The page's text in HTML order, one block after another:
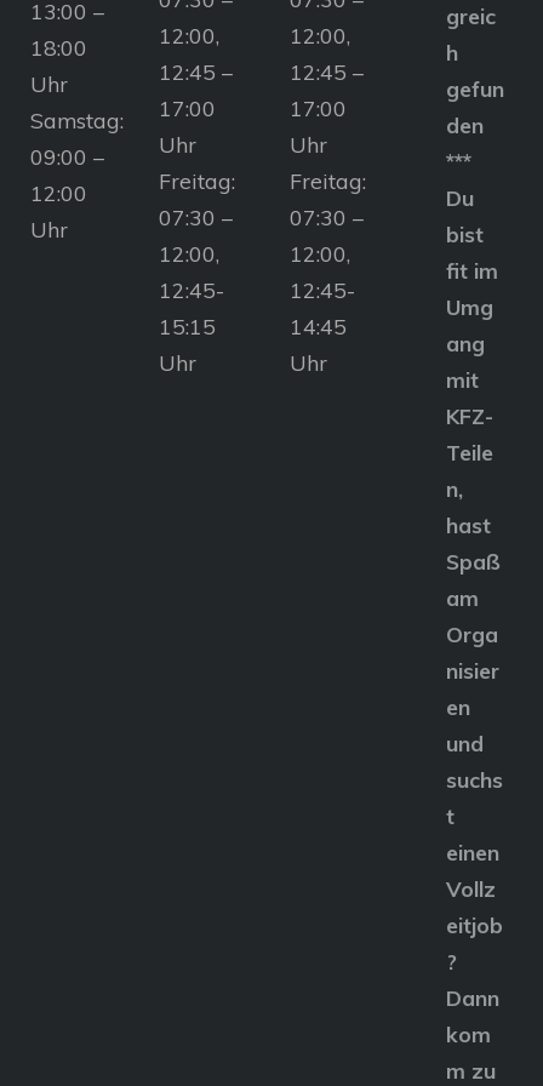
13:00 –
18:00
Uhr
Samstag:
09:00 –
12:00
Uhr
12:00,
12:45 –
17:00
Uhr
Freitag:
07:30 –
12:00,
12:45-
15:15
Uhr
12:00,
12:45 –
17:00
Uhr
Freitag:
07:30 –
12:00,
12:45-
14:45
Uhr
greic
h
gefun
den
***
Du
bist
fit im
Umg
ang
mit
KFZ-
Teile
n,
hast
Spaß
am
Orga
nisier
en
und
suchs
t
einen
Vollz
eitjob
?
Dann
kom
m zu